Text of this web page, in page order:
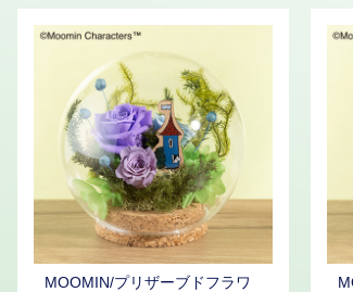
MOOMIN/プリザーブドフラワ